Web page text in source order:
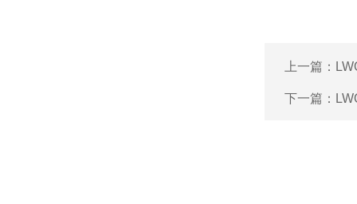
上一篇：
下一篇：